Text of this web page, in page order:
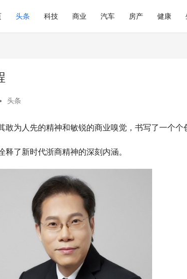
头条 科技 商业 汽车 房产 健康
• 头条
为人先的精神和敏锐的商业嗅觉，书写了一个个
了新时代浙商精神的深刻内涵。